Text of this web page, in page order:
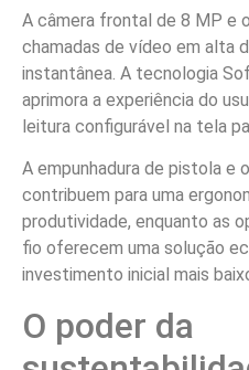
A câmera frontal de 8 MP e
chamadas de vídeo em alta
instantânea. A tecnologia
aprimora a experiência do
leitura configurável na tela
A empunhadura de pistola e
contribuem para uma
produtividade, enquanto as
fio oferecem uma solução
investimento inicial mais
O poder da